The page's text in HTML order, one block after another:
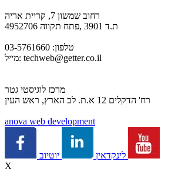
רחוב שמשון 7, קריית אריה
ת.ד 3901 ,פתח תקווה 4952706
טלפון: 03-5761660
מייל: techweb@getter.co.il
מרכז לוגיסטי גטר
רח' הדקלים 12 א.ת. לב הארץ, ראש העין
anova web development
לינקדאין
X